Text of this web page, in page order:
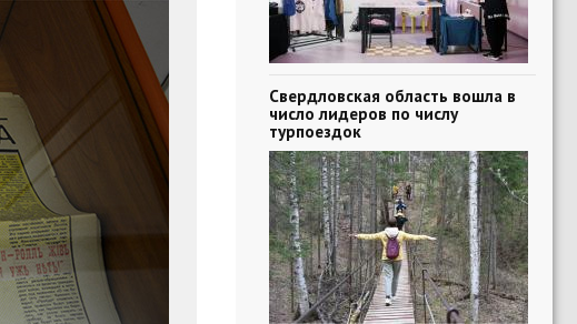
Свердловская область вошла в
число лидеров по числу
турпоездок